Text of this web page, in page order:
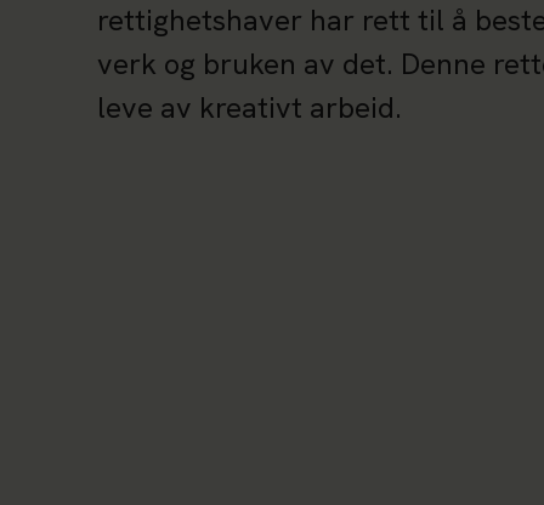
rettighetshaver har rett til å
verk og bruken av det. Denne
leve av kreativt arbeid.